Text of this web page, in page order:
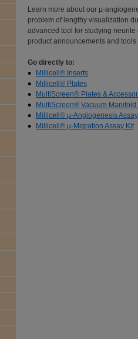
Learn more about our µ-
problem of lengthy visualization
advanced tool for studying
product announcements and
Go directly to:
Millicell® Inserts
Millicell® Plates
MultiScreen® Plates &
MultiScreen® Vacuum Manifold
Millicell® µ-Angiogenesis
Millicell® µ-Migration Assay Kit